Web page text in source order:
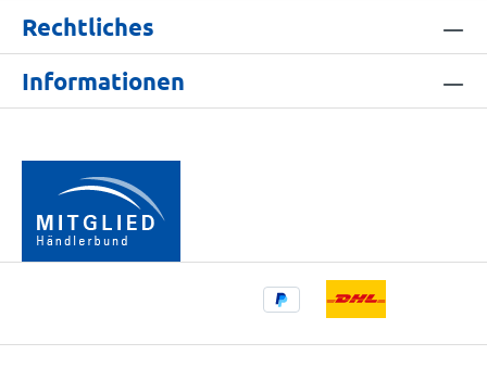
Rechtliches
Informationen